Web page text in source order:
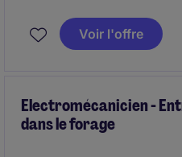
Voir l'offre
Electromécanicien -
dans le forage